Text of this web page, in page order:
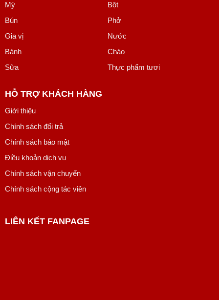
Mỳ
Bột
Bún
Phở
Gia vị
Nước
Bánh
Cháo
Sữa
Thực phẩm tươi
HỖ TRỢ KHÁCH HÀNG
Giới thiệu
Chính sách đổi trả
Chính sách bảo mật
Điều khoản dịch vụ
Chính sách vận chuyển
Chính sách cộng tác viên
LIÊN KẾT FANPAGE